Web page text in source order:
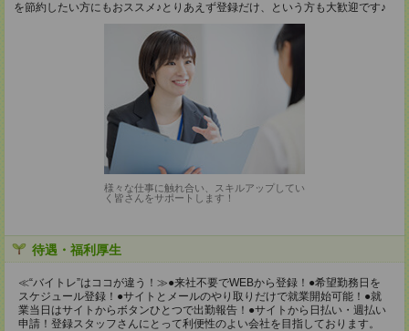
を節約したい方にもおススメ♪とりあえず登録だけ、という方も大歓迎です♪
様々な仕事に触れ合い、スキルアップしてい
く皆さんをサポートします！
待遇・福利厚生
≪“バイトレ”はココが違う！≫●来社不要でWEBから登録！●希望勤務日を
スケジュール登録！●サイトとメールのやり取りだけで就業開始可能！●就
業当日はサイトからボタンひとつで出勤報告！●サイトから日払い・週払い
申請！登録スタッフさんにとって利便性のよい会社を目指しております。